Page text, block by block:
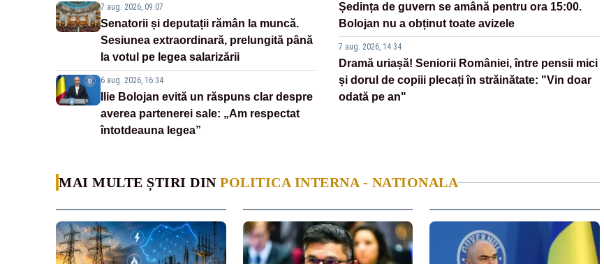
7 aug. 2026, 09:07
Senatorii și deputații rămân la muncă.
Sesiunea extraordinară, prelungită până
la votul pe legea salarizării
6 aug. 2026, 16:34
Ilie Bolojan evită un răspuns clar despre
averea partenerei sale: „Am respectat
întotdeauna legea”
Ședința de guvern se amână pentru ora 15:00.
Bolojan nu a obținut toate avizele
7 aug. 2026, 14:34
Dramă uriașă! Seniorii României, între pensii mici
și dorul de copiii plecați în străinătate: "Vin doar
odată pe an"
MAI MULTE ȘTIRI DIN POLITICA INTERNA - NATIONALA